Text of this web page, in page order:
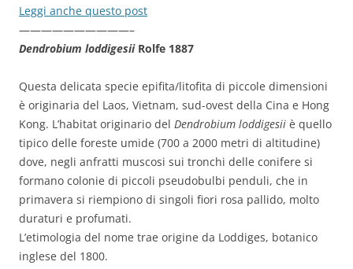
Leggi anche questo post
——————————–
Dendrobium loddigesii Rolfe 1887
Questa delicata specie epifita/litofita di piccole dimensioni
è originaria del Laos, Vietnam, sud-ovest della Cina e Hong
Kong. L’habitat originario del Dendrobium loddigesii è quello
tipico delle foreste umide (700 a 2000 metri di altitudine)
dove, negli anfratti muscosi sui tronchi delle conifere si
formano colonie di piccoli pseudobulbi penduli, che in
primavera si riempiono di singoli fiori rosa pallido, molto
duraturi e profumati.
L’etimologia del nome trae origine da Loddiges, botanico
inglese del 1800.